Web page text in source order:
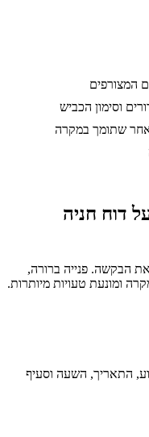
המצורפים
וסימון הכביש
אחר שתומך במקרה
דוח חניה
הבקשה. פנייה ברורה,
ומונעת טעויות מיותרות.
התאריך, השעה וסעיף